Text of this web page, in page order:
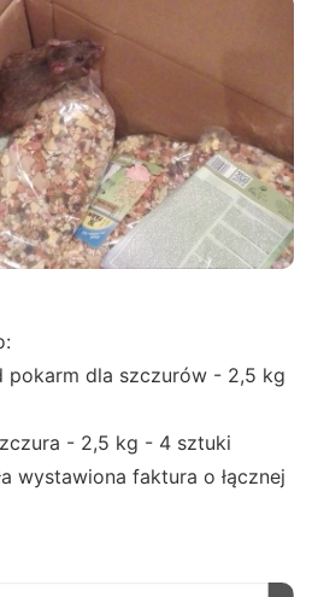
pokarm dla szczurów - 2,5 kg
- 2,5 kg - 4 sztuki
wystawiona faktura o łącznej